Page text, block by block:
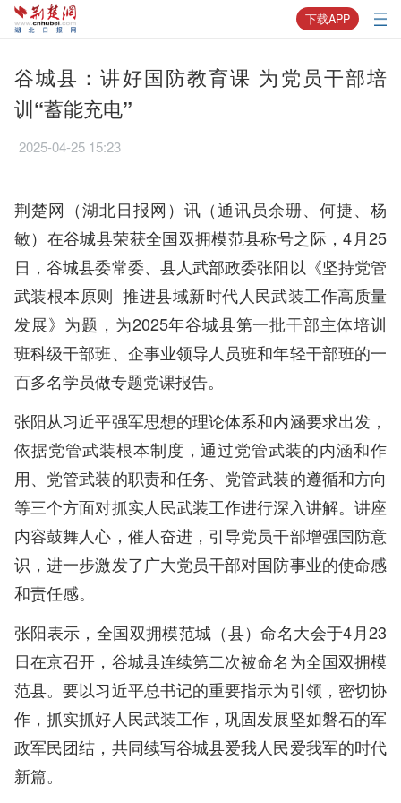
下载APP
谷城县：讲好国防教育课 为党员干部培
训“蓄能充电”
2025-04-25 15:23
荆楚网（湖北日报网）讯（通讯员余珊、何捷、杨
敏）在谷城县荣获全国双拥模范县称号之际，4月25
日，谷城县委常委、县人武部政委张阳以《坚持党管
武装根本原则 推进县域新时代人民武装工作高质量
发展》为题，为2025年谷城县第一批干部主体培训
班科级干部班、企事业领导人员班和年轻干部班的一
百多名学员做专题党课报告。
张阳从习近平强军思想的理论体系和内涵要求出发，
依据党管武装根本制度，通过党管武装的内涵和作
用、党管武装的职责和任务、党管武装的遵循和方向
等三个方面对抓实人民武装工作进行深入讲解。讲座
内容鼓舞人心，催人奋进，引导党员干部增强国防意
识，进一步激发了广大党员干部对国防事业的使命感
和责任感。
张阳表示，全国双拥模范城（县）命名大会于4月23
日在京召开，谷城县连续第二次被命名为全国双拥模
范县。要以习近平总书记的重要指示为引领，密切协
作，抓实抓好人民武装工作，巩固发展坚如磐石的军
政军民团结，共同续写谷城县爱我人民爱我军的时代
新篇。